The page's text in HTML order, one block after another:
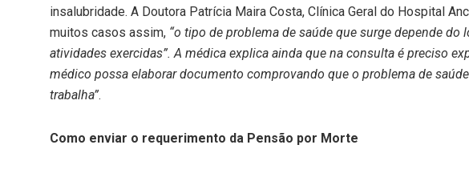
insalubridade. A Doutora Patrícia Maira Costa, Clínica Geral do Hospital
muitos casos assim, “o tipo de problema de saúde que surge depende do
atividades exercidas”. A médica explica ainda que na consulta é preciso
médico possa elaborar documento comprovando que o problema de
trabalha”.
Como enviar o requerimento da Pensão por Morte